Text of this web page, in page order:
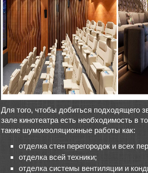
Для того, чтобы добиться подходящего
зале кинотеатра есть необходимость в
такие шумоизоляционные работы как:
отделка стен перегородок и всех
отделка всей техники;
отделка системы вентиляции и